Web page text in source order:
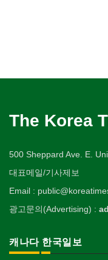
The Korea
500 Sheppard Ave. E.
대표메일/기사제보
Email :
광고문의(Advertising) :
캐나다 한국일보